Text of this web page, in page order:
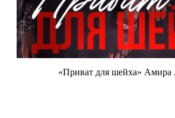
«Приват для шейха» Амира